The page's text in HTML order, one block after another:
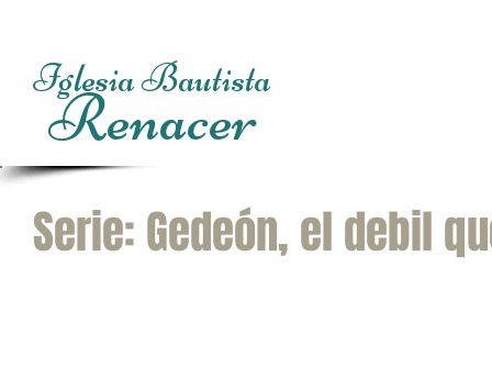
Iglesia Bautista
Renacer
Serie: Gedeón, el debil